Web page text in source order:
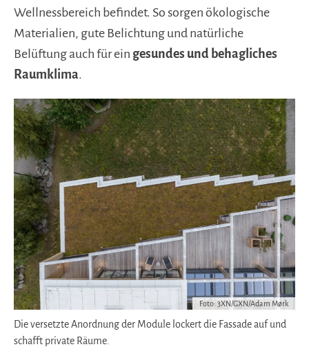
Wellnessbereich befindet. So sorgen ökologische
Materialien, gute Belichtung und natürliche
Belüftung auch für ein gesundes und behagliches
Raumklima.
Die versetzte Anordnung der Module lockert die Fassade auf und
schafft private Räume.
Foto: 3XN/GXN/Adam Mørk